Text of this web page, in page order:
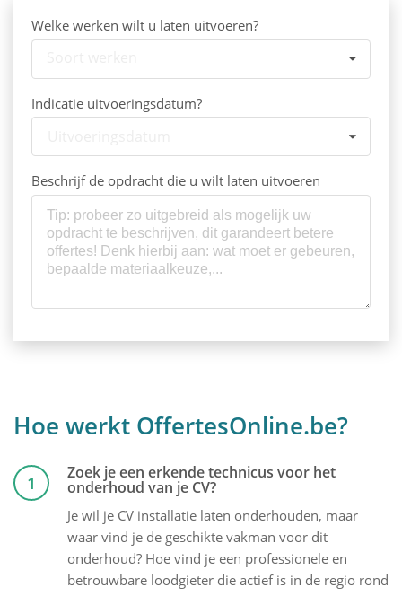
Welke werken wilt u laten uitvoeren?
Indicatie uitvoeringsdatum?
Beschrijf de opdracht die u wilt laten uitvoeren
Hoe werkt OffertesOnline.be?
1 Zoek je een erkende technicus voor het
onderhoud van je CV?
Je wil je CV installatie laten onderhouden, maar
waar vind je de geschikte vakman voor dit
onderhoud? Hoe vind je een professionele en
betrouwbare loodgieter die actief is in de regio rond